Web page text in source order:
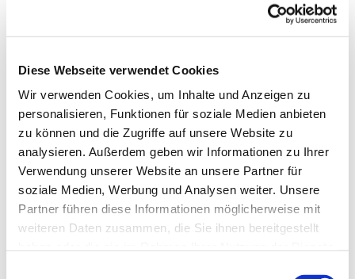
Diese Webseite verwendet Cookies
Wir verwenden Cookies, um Inhalte und Anzeigen zu
personalisieren, Funktionen für soziale Medien anbieten
zu können und die Zugriffe auf unsere Website zu
analysieren. Außerdem geben wir Informationen zu Ihrer
Verwendung unserer Website an unsere Partner für
soziale Medien, Werbung und Analysen weiter. Unsere
Partner führen diese Informationen möglicherweise mit
weiteren Daten zusammen, die Sie ihnen bereitgestellt